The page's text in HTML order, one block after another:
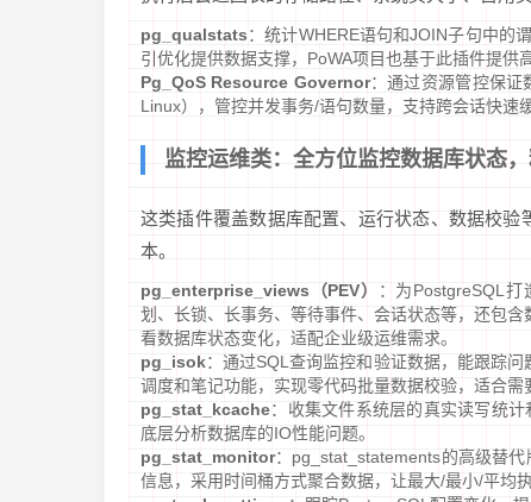
pg_qualstats：统计WHERE语句和JOIN子句中的
引优化提供数据支撑，PoWA项目也基于此插件提供
Pg_QoS Resource Governor：通过资源管控保证
Linux），管控并发事务/语句数量，支持跨会话快速
监控运维类：全方位监控数据库状态
这类插件覆盖数据库配置、运行状态、数据校验
本。
pg_enterprise_views（PEV）
：为PostgreSQL
划、长锁、长事务、等待事件、会话状态等，还包
看数据库状态变化，适配企业级运维需求。
pg_isok：通过SQL查询监控和验证数据，能跟踪
调度和笔记功能，实现零代码批量数据校验，适合需
pg_stat_kcache：收集文件系统层的真实读写统
底层分析数据库的IO性能问题。
pg_stat_monitor：pg_stat_statements的高级替
信息，采用时间桶方式聚合数据，让最大/最小/平均